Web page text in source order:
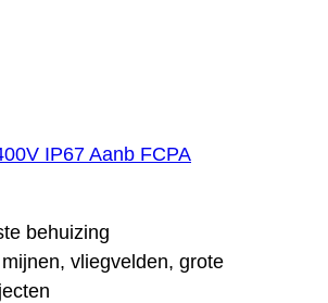
IP67 Aanb FCPA
behuizing
vliegvelden, grote